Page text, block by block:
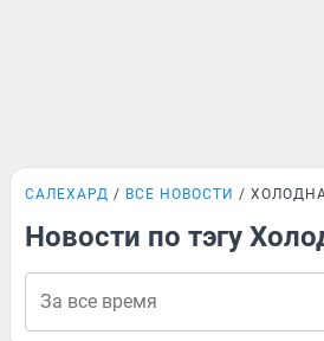
САЛЕХАРД ВСЕ НОВОСТИ
Новости по тэгу